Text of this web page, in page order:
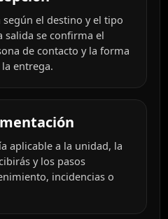
el destino y el tipo
salida se confirma el
de contacto y la forma
entrega.
aplicable a la unidad, la
y los pasos
incidencias o